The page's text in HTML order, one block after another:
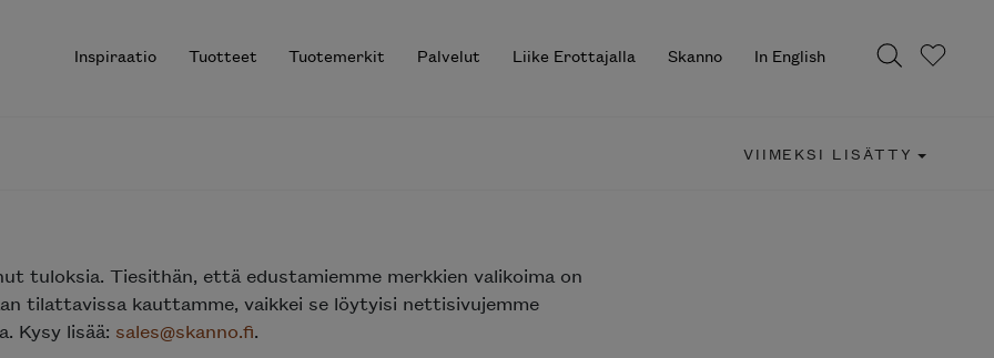
Inspiraatio Tuotteet Tuotemerkit Palvelut Liike Erottajalla Skanno In English
VIIMEKSI LISÄTTY
tuloksia. Tiesithän, että edustamiemme merkkien valikoima on
tilattavissa kauttamme, vaikkei se löytyisi nettisivujemme
Kysy lisää: sales@skanno.fi.